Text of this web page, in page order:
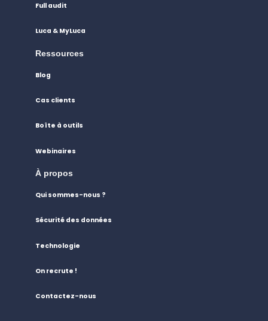
Full audit
Luca & MyLuca
Ressources
Blog
Cas clients
Boîte à outils
Webinaires
À propos
Qui sommes-nous ?
Sécurité des données
Technologie
On recrute !
Contactez-nous